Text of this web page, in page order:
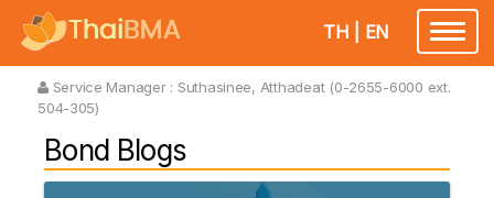
TH EN
Service Manager : Suthasinee, Atthadeat (0-2655-6000 ext.
504-305)
Bond Blogs